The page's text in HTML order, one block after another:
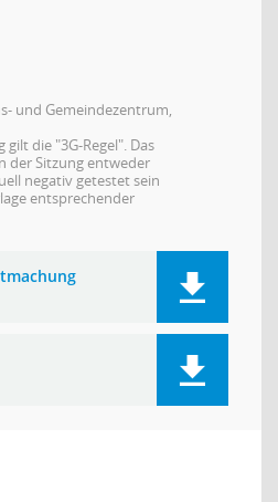
und Gemeindezentrum,
die "3G-Regel". Das
der Sitzung entweder
negativ getestet sein
entsprechender